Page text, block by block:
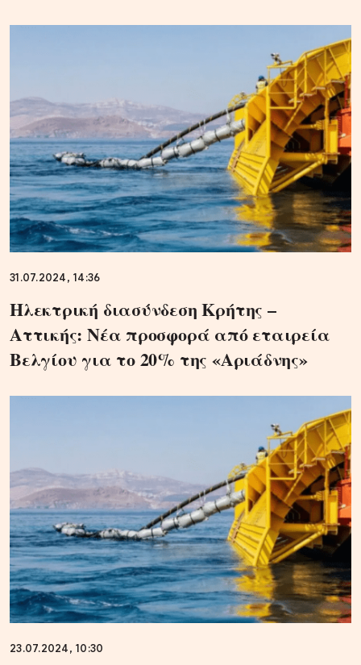
31.07.2024, 14:36
Ηλεκτρική διασύνδεση Κρήτης –
Αττικής: Νέα προσφορά από εταιρεία
Βελγίου για το 20% της «Αριάδνης»
23.07.2024, 10:30